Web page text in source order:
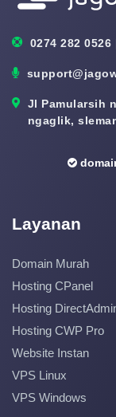
0274 282 0526
Jl Pamularsih
ngaglik,
Layanan
Domain Murah
Hosting CPanel
Hosting
Hosting CWP Pro
Website Instan
VPS Linux
VPS Windows